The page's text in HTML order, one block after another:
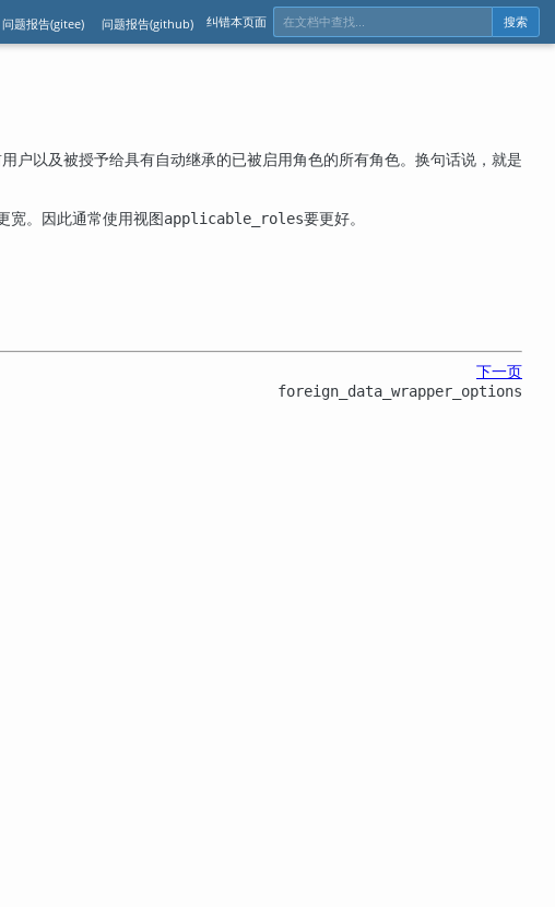
问题报告(gitee) 问题报告(github) 纠错本页面 搜索
户以及被授予给具有自动继承的已被启用角色的所有角色。换句话说，就是
宽。因此通常使用视图applicable_roles要更好。
下一页
foreign_data_wrapper_options